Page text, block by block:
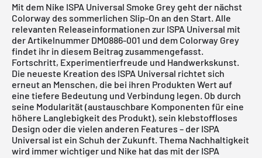
Mit dem Nike ISPA Universal Smoke Grey geht der nächst
Colorway des sommerlichen Slip-On an den Start. Alle
relevanten Releaseinformationen zur ISPA Universal mit
der Artikelnummer DM0886-001 und dem Colorway Grey
findet ihr in diesem Beitrag zusammengefasst.
Fortschritt, Experimentierfreude und Handwerkskunst.
Die neueste Kreation des ISPA Universal richtet sich
erneut an Menschen, die bei ihren Produkten Wert auf
eine tiefere Bedeutung und Verbindung legen. Ob durch
seine Modularität (austauschbare Komponenten für eine
höhere Langlebigkeit des Produkt), sein klebstoffloses
Design oder die vielen anderen Features – der ISPA
Universal ist ein Schuh der Zukunft. Thema Nachhaltigkeit
wird immer wichtiger und Nike hat das mit der ISPA